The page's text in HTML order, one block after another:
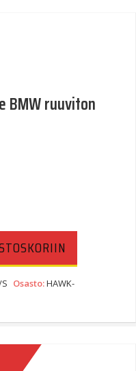
BMW ruuviton
Osasto:HAWK-